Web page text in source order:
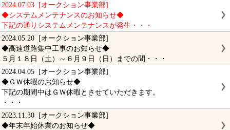
2024.07.03 [オークション事業部]
◆システムメンテナンスのお知らせ◆
下記の通りシステムメンテナンスが発生・・・
2024.05.20 [オークション事業部]
◆高速道路集中工事のお知らせ◆
５月１８日（土）～６月９日（日）までの間・・・
2024.04.05 [オークション事業部]
◆ＧＷ休暇のお知らせ◆
下記の期間中はＧＷ休暇とさせていただきます。
・・・
2023.11.30 [オークション事業部]
◆年末年始休業のお知らせ◆